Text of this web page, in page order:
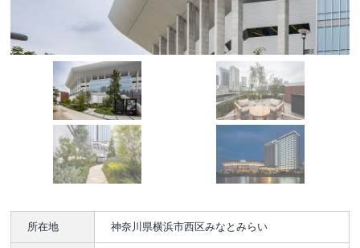
所在地 神奈川県横浜市西区みなとみらい